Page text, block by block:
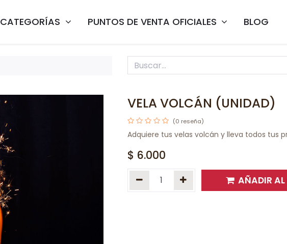
CATEGORÍAS PUNTOS DE VENTA OFICIALES BLOG
VELA VOLCÁN (UNIDAD)
(0 reseña)
Adquiere tus velas volcán y lleva todos tus
$ 6.000
AÑADIR